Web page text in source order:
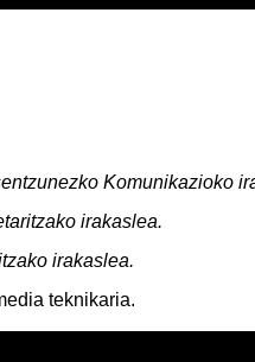
Komunikazioko
irakaslea.
irakaslea.
teknikaria.